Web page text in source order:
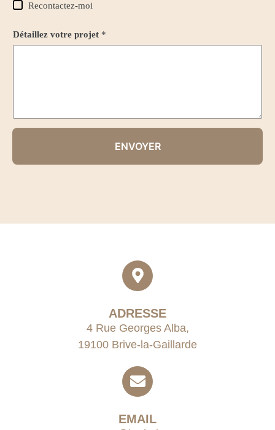
Recontactez-moi
Détaillez votre projet *
ENVOYER
ADRESSE
4 Rue Georges Alba,
19100 Brive-la-Gaillarde
EMAIL